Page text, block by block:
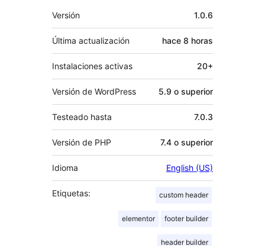
Meta
Versión 1.0.6
Última actualización hace 8 horas
Instalaciones activas 20+
Versión de WordPress 5.9 o superior
Testeado hasta 7.0.3
Versión de PHP 7.4 o superior
Idioma English (US)
Etiquetas: custom header
elementor footer builder
header builder